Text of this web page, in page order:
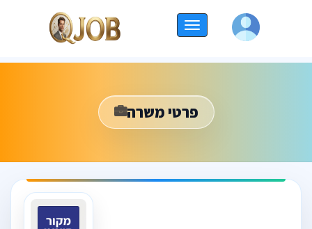
החלף
ניווט
פרטי משרה